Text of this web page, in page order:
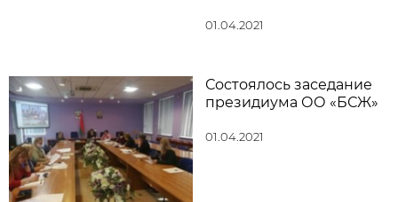
01.04.2021
Состоялось заседание
президиума ОО «БСЖ»
01.04.2021